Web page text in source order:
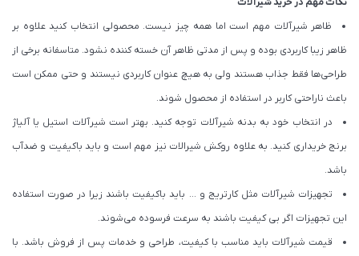
ظاهر شیرآلات مهم است اما همه چیز نیست. محصولی انتخاب کنید علاوه بر
ظاهر زیبا کاربردی بوده و پس از مدتی ظاهر آن خسته کننده نشود. متاسفانه برخی از
طراحی‌ها فقط جذاب هستند ولی به هیچ عنوان کاربردی نیستند و حتی ممکن است
باعث ناراحتی کاربر در استفاده از محصول شوند.
در انتخاب خود به بدنه شیرآلات توجه کنید. بهتر است شیرآلات استیل یا آلیاژ
برنج خریداری کنید. به علاوه روکش شیرالات نیز مهم است و باید باکیفیت و ضدآب
باشد.
تجهیزات شیرآلات مثل کارتریج و … باید باکیفیت باشند زیرا در صورت استفاده
این تجهیزات اگر بی کیفیت باشند به سرعت فرسوده می‌شوند.
قیمت شیرآلات باید مناسب با کیفیت، طراحی و خدمات پس از فروش باشد. با